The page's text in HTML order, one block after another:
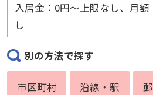
入居金：0円〜上限なし、月
し
別の方法で探す
市区町村 沿線・駅